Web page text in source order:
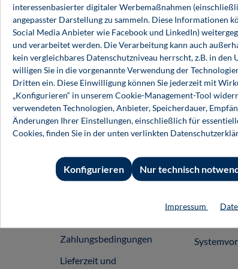
6,80 €*
23,99 €*
E-Book (PDF)
Shop Informationen
Impressum
Allgemeine
Geschäftsbedingungen
Zahlungsbedingungen
Lieferzeit und
Shop-
Support
InfoClick
interessenbasierter digitaler Werbemaßnahmen
angepasster Darstellung zu sammeln. Diese Informationen
Social Media Anbieter wie Facebook und LinkedIn)
und verarbeitet werden. Die Verarbeitung kann auch
kein vergleichbares Datenschutzniveau herrscht, z.B. in den
willigen Sie in die vorgenannte Verwendung der
Dritten ein. Diese Einwilligung können Sie jederzeit mit
„Konfigurieren“ in unserem Cookie-Management-Tool
verwendeten Technologien, Anbieter, Speicherdauer,
Änderungen Ihrer Einstellungen, einschließlich für
Cookies, finden Sie in der unten verlinkten
Nur technisch
Konfigurieren
Impressum